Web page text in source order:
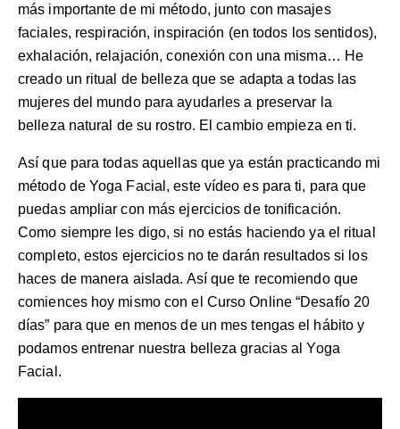
más importante de mi método, junto con masajes
faciales, respiración, inspiración (en todos los sentidos),
exhalación, relajación, conexión con una misma… He
creado un ritual de belleza que se adapta a todas las
mujeres del mundo para ayudarles a preservar la
belleza natural de su rostro. El cambio empieza en ti.
Así que para todas aquellas que ya están practicando mi
método de Yoga Facial, este vídeo es para ti, para que
puedas ampliar con más ejercicios de tonificación.
Como siempre les digo, si no estás haciendo ya el ritual
completo, estos ejercicios no te darán resultados si los
haces de manera aislada. Así que te recomiendo que
comiences hoy mismo con el Curso Online “Desafío 20
días” para que en menos de un mes tengas el hábito y
podamos entrenar nuestra belleza gracias al Yoga
Facial.